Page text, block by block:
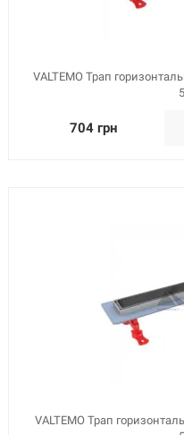
VALTEMO Трап
704 грн
VALTEMO Трап